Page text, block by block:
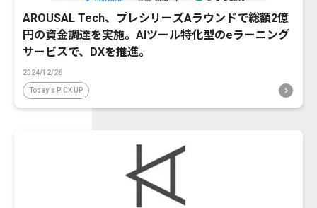
AROUSAL Tech、プレシリーズAラウンドで総額2億
円の資金調達を実施。AIツール特化型のeラーニング
サービスで、DXを推進。
2024/12/26
Today's PICK UP